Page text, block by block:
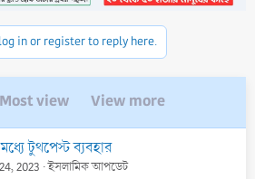
in or register to reply here.
Most view View more
টুথপেস্ট ব্যবহার
2023 ইসলামিক আপডেট